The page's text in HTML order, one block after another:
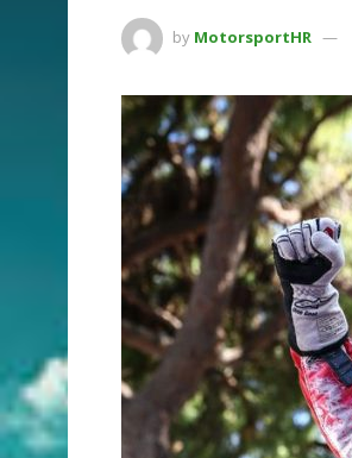
by MotorsportHR